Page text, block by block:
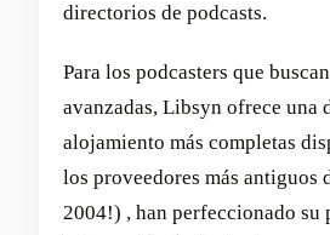
directorios de podcasts.
Para los podcasters que
avanzadas, Libsyn ofrece una
alojamiento más completas
los proveedores más antiguos
2004!) , han perfeccionado